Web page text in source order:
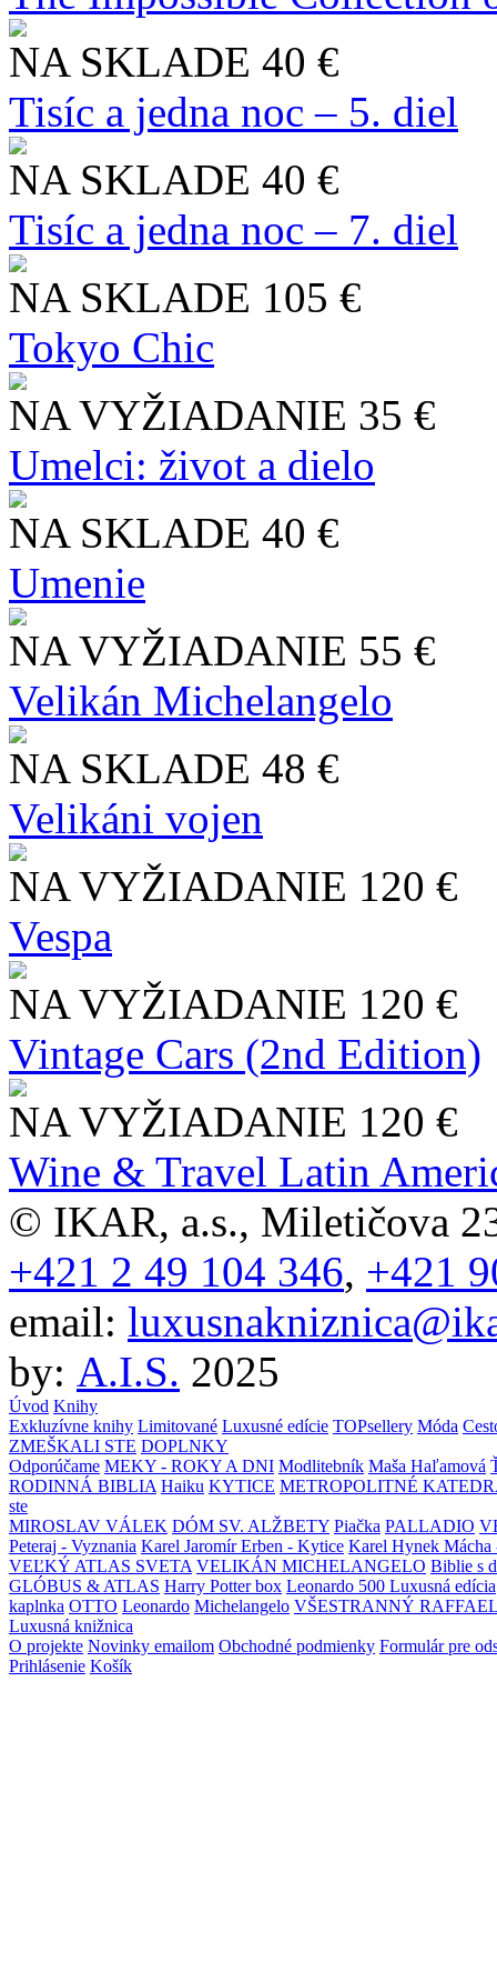
NA SKLADE 40 €
Tisíc a jedna noc – 5. diel
NA SKLADE 40 €
Tisíc a jedna noc – 7. diel
NA SKLADE 105 €
Tokyo Chic
NA VYŽIADANIE 35 €
Umelci: život a dielo
NA SKLADE 40 €
Umenie
NA VYŽIADANIE 55 €
Velikán Michelangelo
NA SKLADE 48 €
Velikáni vojen
NA VYŽIADANIE 120 €
Vespa
NA VYŽIADANIE 120 €
Vintage Cars (2nd Edition)
NA VYŽIADANIE 120 €
Wine & Travel Latin
© IKAR, a.s., Miletičova
+421 2 49 104 346, +421
email:
by: A.I.S. 2025
Úvod Knihy
Exkluzívne knihy Limitované Luxusné edície TOPsellery Móda
ZMEŠKALI STE DOPLNKY
Odporúčame MEKY - ROKY A DNI Modlitebník Maša Haľamová
RODINNÁ BIBLIA Haiku KYTICE METROPOLITNÉ
ste
MIROSLAV VÁLEK DÓM SV. ALŽBETY Piačka PALLADIO
Peteraj - Vyznania Karel Jaromír Erben - Kytice Karel Hynek Mácha
VEĽKÝ ATLAS SVETA VELIKÁN MICHELANGELO Biblie s
GLÓBUS & ATLAS Harry Potter box Leonardo 500 Luxusná edícia
kaplnka OTTO Leonardo Michelangelo VŠESTRANNÝ
Luxusná knižnica
O projekte Novinky emailom Obchodné podmienky Formulár pre
Prihlásenie Košík